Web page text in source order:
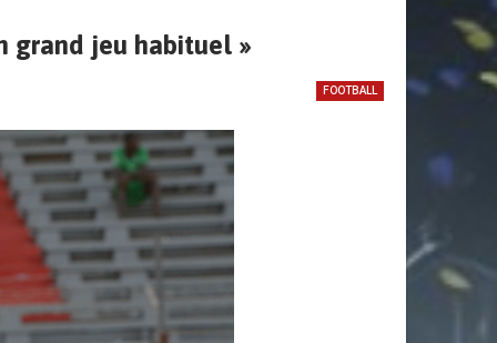
grand jeu habituel »
FOOTBALL